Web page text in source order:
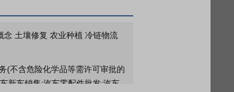
土壤修复 农业种植 冷链物流
(不含危险化学品等需许可审批的
新车销售;汽车零配件批发;汽车